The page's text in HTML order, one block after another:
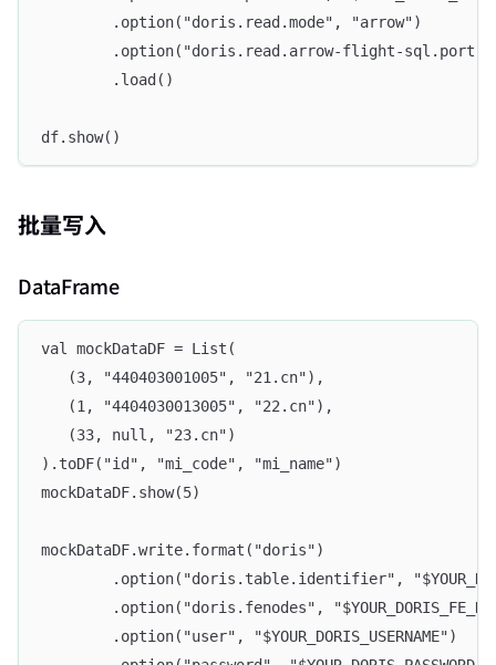
        .option("doris.read.mode", "arrow")
.option("doris.read.arrow-flight-
        .load()
df.show()
批量写入
DataFrame
val mockDataDF = List(
   (3, "440403001005", "21.cn"),
   (1, "4404030013005", "22.cn"),
   (33, null, "23.cn")
).toDF("id", "mi_code", "mi_name")
mockDataDF.show(5)
mockDataDF.write.format("doris")
.option("doris.table.identifier",
.option("doris.fenodes",
        .option("user", "$YOUR_DORIS_USERNAME")